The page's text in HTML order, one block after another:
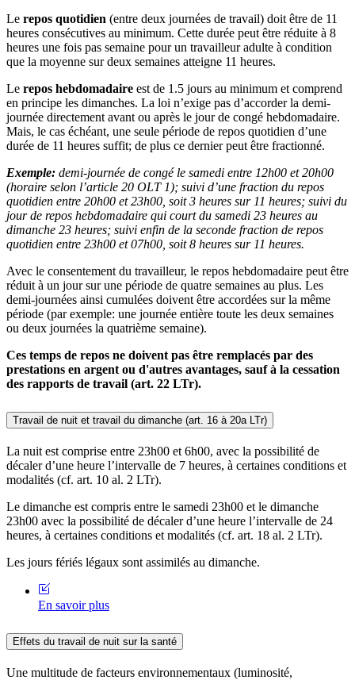
Le repos quotidien (entre deux journées de travail) doit être de 11
heures consécutives au minimum. Cette durée peut être réduite à 8
heures une fois pas semaine pour un travailleur adulte à condition
que la moyenne sur deux semaines atteigne 11 heures.
Le repos hebdomadaire est de 1.5 jours au minimum et comprend
en principe les dimanches. La loi n’exige pas d’accorder la demi-
journée directement avant ou après le jour de congé hebdomadaire.
Mais, le cas échéant, une seule période de repos quotidien d’une
durée de 11 heures suffit; de plus ce dernier peut être fractionné.
Exemple: demi-journée de congé le samedi entre 12h00 et 20h00
(horaire selon l’article 20 OLT 1); suivi d’une fraction du repos
quotidien entre 20h00 et 23h00, soit 3 heures sur 11 heures; suivi du
jour de repos hebdomadaire qui court du samedi 23 heures au
dimanche 23 heures; suivi enfin de la seconde fraction de repos
quotidien entre 23h00 et 07h00, soit 8 heures sur 11 heures.
Avec le consentement du travailleur, le repos hebdomadaire peut être
réduit à un jour sur une période de quatre semaines au plus. Les
demi-journées ainsi cumulées doivent être accordées sur la même
période (par exemple: une journée entière toute les deux semaines
ou deux journées la quatrième semaine).
Ces temps de repos ne doivent pas être remplacés par des
prestations en argent ou d'autres avantages, sauf à la cessation
des rapports de travail (art. 22 LTr).
Travail de nuit et travail du dimanche (art. 16 à 20a LTr)
La nuit est comprise entre 23h00 et 6h00, avec la possibilité de
décaler d’une heure l’intervalle de 7 heures, à certaines conditions et
modalités (cf. art. 10 al. 2 LTr).
Le dimanche est compris entre le samedi 23h00 et le dimanche
23h00 avec la possibilité de décaler d’une heure l’intervalle de 24
heures, à certaines conditions et modalités (cf. art. 18 al. 2 LTr).
Les jours fériés légaux sont assimilés au dimanche.
En savoir plus
Effets du travail de nuit sur la santé
Une multitude de facteurs environnementaux (luminosité,